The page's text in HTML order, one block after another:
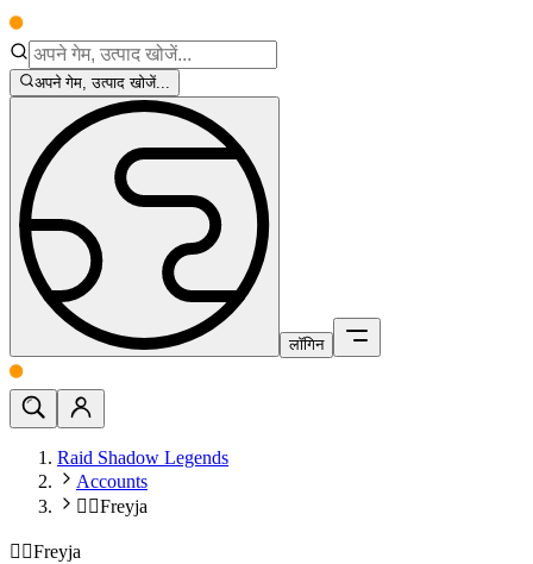
अपने गेम, उत्पाद खोजें...
लॉगिन
Raid Shadow Legends
Accounts
🧙‍♀️Freyja
🧙‍♀️Freyja